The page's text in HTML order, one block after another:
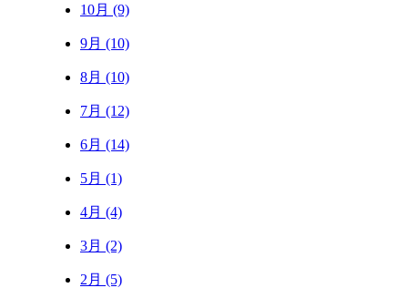
10月 (9)
9月 (10)
8月 (10)
7月 (12)
6月 (14)
5月 (1)
4月 (4)
3月 (2)
2月 (5)